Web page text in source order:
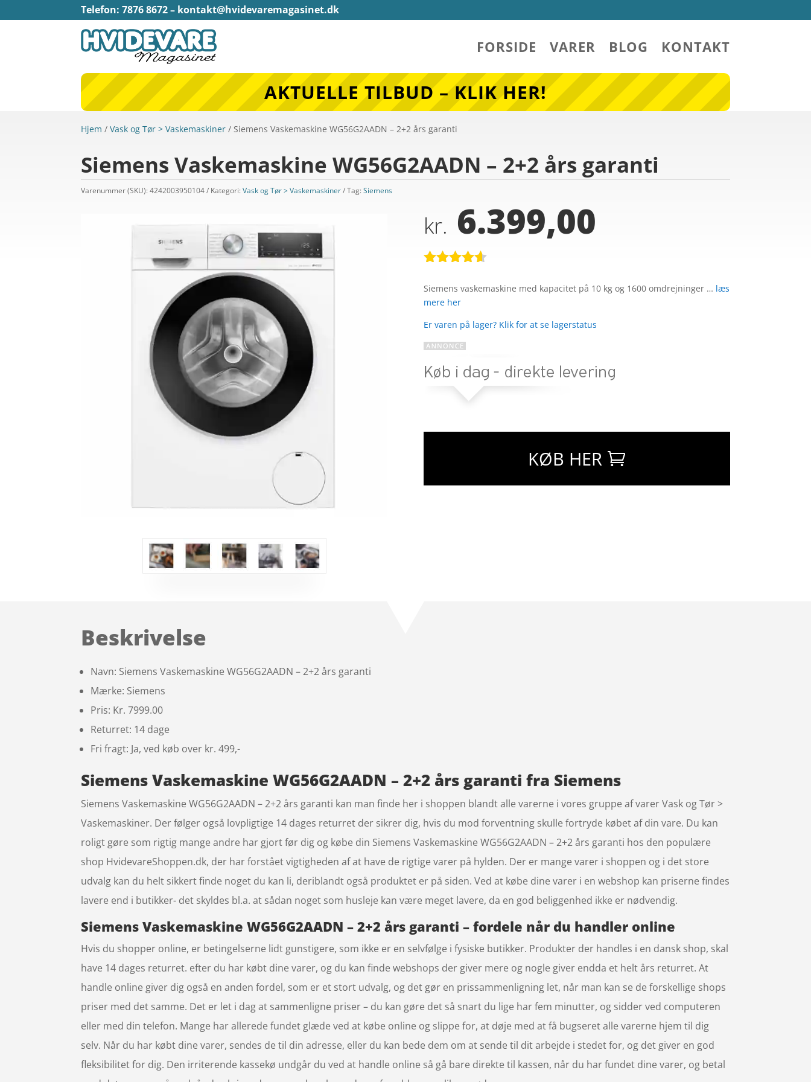
Telefon: 7876 8672 – kontakt@hvidevaremagasinet.dk
FORSIDE VARER BLOG KONTAKT
AKTUELLE TILBUD – KLIK HER!
Hjem /Vask og Tør > Vaskemaskiner / Siemens Vaskemaskine WG56G2AADN – 2+2 års garanti
Siemens Vaskemaskine WG56G2AADN – 2+2 års garanti
Varenummer (SKU):4242003950104 Kategori:Vask og Tør > Vaskemaskiner Tag:Siemens
kr. 6.399,00
som 4.5
ud af 5
på
mmelser
Siemens vaskemaskine med kapacitet på 10 kg og 1600 omdrejninger … læs
mere her
Er varen på lager? Klik for at se lagerstatus
KØB HER
Beskrivelse
Navn: Siemens Vaskemaskine WG56G2AADN – 2+2 års garanti
Mærke: Siemens
Pris: Kr. 7999.00
Returret: 14 dage
Fri fragt: Ja, ved køb over kr. 499,-
Siemens Vaskemaskine WG56G2AADN – 2+2 års garanti fra Siemens
Siemens Vaskemaskine WG56G2AADN – 2+2 års garanti kan man finde her i shoppen blandt alle varerne i vores gruppe af varer Vask og Tør >
Vaskemaskiner. Der følger også lovpligtige 14 dages returret der sikrer dig, hvis du mod forventning skulle fortryde købet af din vare. Du kan
roligt gøre som rigtig mange andre har gjort før dig og købe din Siemens Vaskemaskine WG56G2AADN – 2+2 års garanti hos den populære
shop HvidevareShoppen.dk, der har forstået vigtigheden af at have de rigtige varer på hylden. Der er mange varer i shoppen og i det store
udvalg kan du helt sikkert finde noget du kan li, deriblandt også produktet er på siden. Ved at købe dine varer i en webshop kan priserne findes
lavere end i butikker- det skyldes bl.a. at sådan noget som husleje kan være meget lavere, da en god beliggenhed ikke er nødvendig.
Siemens Vaskemaskine WG56G2AADN – 2+2 års garanti – fordele når du handler online
Hvis du shopper online, er betingelserne lidt gunstigere, som ikke er en selvfølge i fysiske butikker. Produkter der handles i en dansk shop, skal
have 14 dages returret. efter du har købt dine varer, og du kan finde webshops der giver mere og nogle giver endda et helt års returret. At
handle online giver dig også en anden fordel, som er et stort udvalg, og det gør en prissammenligning let, når man kan se de forskellige shops
priser med det samme. Det er let i dag at sammenligne priser – du kan gøre det så snart du lige har fem minutter, og sidder ved computeren
eller med din telefon. Mange har allerede fundet glæde ved at købe online og slippe for, at døje med at få bugseret alle varerne hjem til dig
selv. Når du har købt dine varer, sendes de til din adresse, eller du kan bede dem om at sende til dit arbejde i stedet for, og det giver en god
fleksibilitet for dig. Den irriterende kassekø undgår du ved at handle online så gå bare direkte til kassen, når du har fundet dine varer, og betal